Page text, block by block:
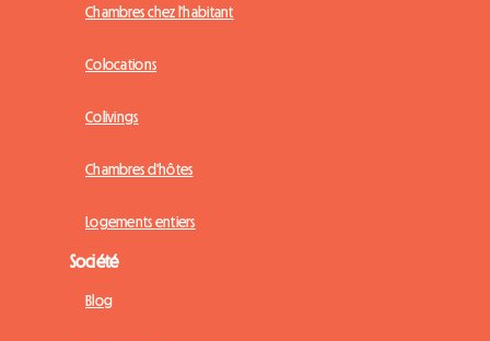
Chambres chez l'habitant
Colocations
Colivings
Chambres d'hôtes
Logements entiers
Société
Blog